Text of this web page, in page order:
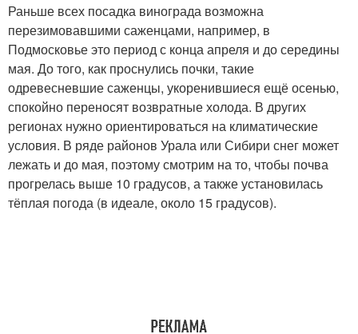
Раньше всех посадка винограда возможна
перезимовавшими саженцами, например, в
Подмосковье это период с конца апреля и до середины
мая. До того, как проснулись почки, такие
одревесневшие саженцы, укоренившиеся ещё осенью,
спокойно переносят возвратные холода. В других
регионах нужно ориентироваться на климатические
условия. В ряде районов Урала или Сибири снег может
лежать и до мая, поэтому смотрим на то, чтобы почва
прогрелась выше 10 градусов, а также установилась
тёплая погода (в идеале, около 15 градусов).